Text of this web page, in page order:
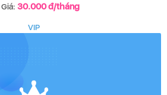
Giá: 30.000 đ/tháng
VIP